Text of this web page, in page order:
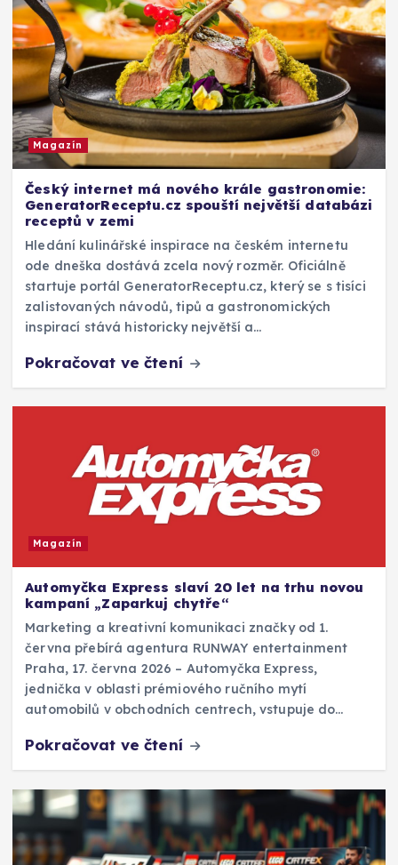
Magazín
Český internet má nového krále gastronomie:
GeneratorReceptu.cz spouští největší databázi
receptů v zemi
Hledání kulinářské inspirace na českém internetu
ode dneška dostává zcela nový rozměr. Oficiálně
startuje portál GeneratorReceptu.cz, který se s tisíci
zalistovaných návodů, tipů a gastronomických
inspirací stává historicky největší a…
Pokračovat ve čtení
Magazín
Automyčka Express slaví 20 let na trhu novou
kampaní „Zaparkuj chytře“
Marketing a kreativní komunikaci značky od 1.
června přebírá agentura RUNWAY entertainment
Praha, 17. června 2026 – Automyčka Express,
jednička v oblasti prémiového ručního mytí
automobilů v obchodních centrech, vstupuje do…
Pokračovat ve čtení